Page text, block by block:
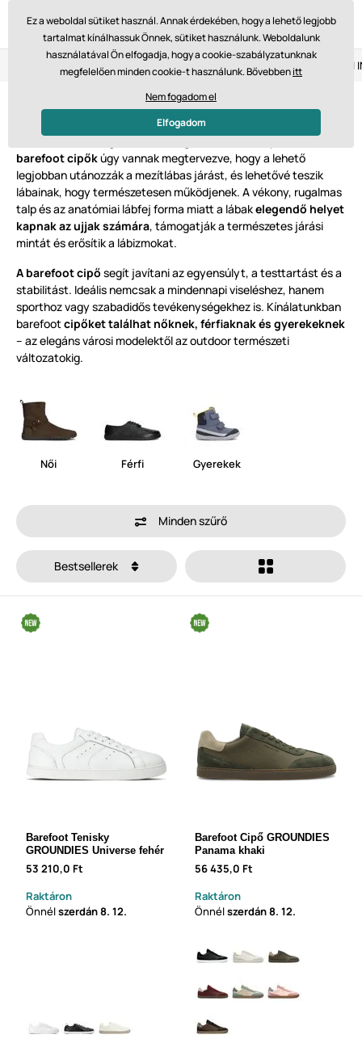
Visszaküldés 14 napon belül Gyors szállítás 61 475 Ft-tól
Barefoot cipők
barefoot cipőkúgy vannak megtervezve, hogy a lehető
legjobban utánozzák a mezítlábas járást, és lehetővé teszik
lábainak, hogy természetesen működjenek. A vékony, rugalmas
talp és az anatómiai lábfej forma miatt a lábakelegendő helyet
kapnak az ujjak számára, támogatják a természetes járási
mintát és erősítik a lábizmokat.
A barefoot cipő segít javítani az egyensúlyt, a testtartást és a
stabilitást. Ideális nemcsak a mindennapi viseléshez, hanem
sporthoz vagy szabadidős tevékenységekhez is. Kínálatunkban
barefootcipőket találhat nőknek, férfiaknak és gyerekeknek
– az elegáns városi modelektől az outdoor természeti
változatokig.
Női Férfi Gyerekek
Minden szűrő
Bestsellerek
Barefoot Tenisky
GROUNDIES Universe fehér
53 210,0 Ft
Raktáron
Önnélszerdán8. 12.
Barefoot Cipő GROUNDIES
Panama khaki
56 435,0 Ft
Raktáron
Önnélszerdán8. 12.
Ez a weboldal sütiket használ. Annak érdekében, hogy a lehető legjobb
tartalmat kínálhassuk Önnek, sütiket használunk. Weboldalunk
használatával Ön elfogadja, hogy a cookie-szabályzatunknak
megfelelően minden cookie-t használunk. Bővebbenitt
Nem fogadom el
Elfogadom